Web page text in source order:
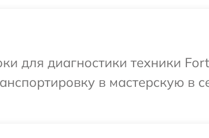
для диагностики техники
в мастерскую в